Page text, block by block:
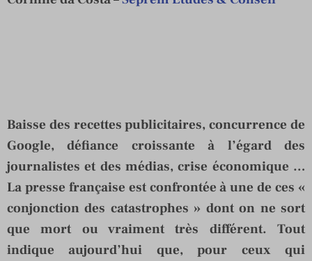
Baisse des recettes publicitaires, concurrence de
Google, défiance croissante à l’égard des
journalistes et des médias, crise économique …
La presse française est confrontée à une de ces «
conjonction des catastrophes » dont on ne sort
que mort ou vraiment très différent. Tout
indique aujourd’hui que, pour ceux qui